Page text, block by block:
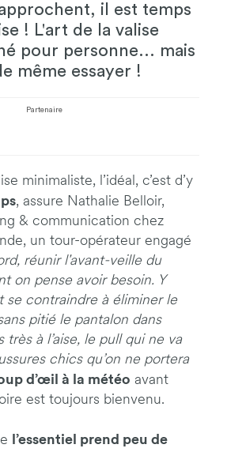
il est temps
! L'art de la valise
pour personne... mais
même essayer !
Partenaire
minimaliste, l’idéal, c’est d’y
, assure Nathalie Belloir,
& communication chez
un tour-opérateur engagé
réunir l'avant-veille du
on pense avoir besoin. Y
se contraindre à éliminer le
pitié le pantalon dans
très à l’aise, le pull qui ne va
chics qu’on ne portera
d’œil à la météo avant
est toujours bienvenu.
l’essentiel prend peu de